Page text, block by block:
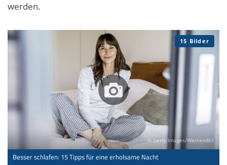
werden.
© Getty Images/Westend61
Besser schlafen: 15 Tipps für eine erholsame Nacht
15 Bilder